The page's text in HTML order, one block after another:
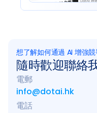
想了解如何通過 AI 增強競
隨時歡迎聯絡
電郵
info@dotai.hk
電話